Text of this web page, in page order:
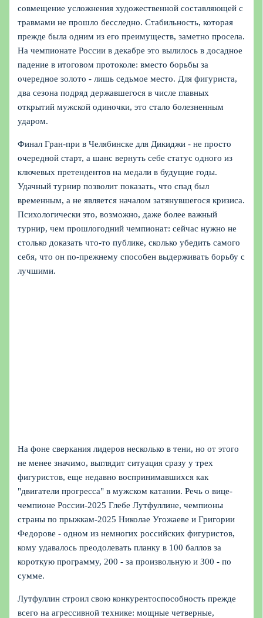
совмещение усложнения художественной составляющей с
травмами не прошло бесследно. Стабильность, которая
прежде была одним из его преимуществ, заметно просела.
На чемпионате России в декабре это вылилось в досадное
падение в итоговом протоколе: вместо борьбы за
очередное золото - лишь седьмое место. Для фигуриста,
два сезона подряд державшегося в числе главных
открытий мужской одиночки, это стало болезненным
ударом.
Финал Гран-при в Челябинске для Дикиджи - не просто
очередной старт, а шанс вернуть себе статус одного из
ключевых претендентов на медали в будущие годы.
Удачный турнир позволит показать, что спад был
временным, а не является началом затянувшегося кризиса.
Психологически это, возможно, даже более важный
турнир, чем прошлогодний чемпионат: сейчас нужно не
столько доказать что-то публике, сколько убедить самого
себя, что он по-прежнему способен выдерживать борьбу с
лучшими.
На фоне сверкания лидеров несколько в тени, но от этого
не менее значимо, выглядит ситуация сразу у трех
фигуристов, еще недавно воспринимавшихся как
"двигатели прогресса" в мужском катании. Речь о вице-
чемпионе России-2025 Глебе Лутфуллине, чемпионы
страны по прыжкам-2025 Николае Угожаеве и Григории
Федорове - одном из немногих российских фигуристов,
кому удавалось преодолевать планку в 100 баллов за
короткую программу, 200 - за произвольную и 300 - по
сумме.
Лутфуллин строил свою конкурентоспособность прежде
всего на агрессивной технике: мощные четверные,